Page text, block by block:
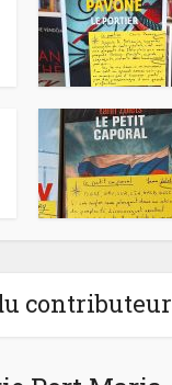
contributeur